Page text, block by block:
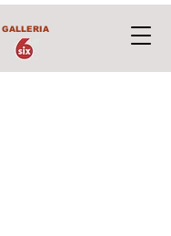
GALLERIA